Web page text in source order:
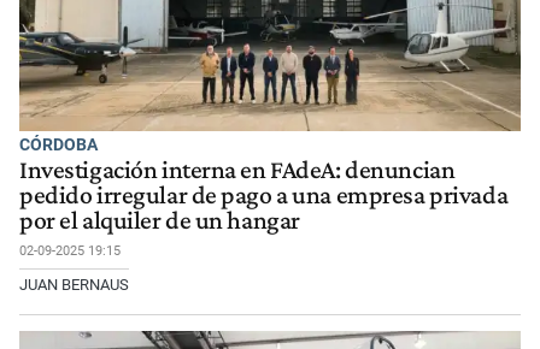
CÓRDOBA
Investigación interna en FAdeA: denuncian
pedido irregular de pago a una empresa privada
por el alquiler de un hangar
02-09-2025 19:15
JUAN BERNAUS